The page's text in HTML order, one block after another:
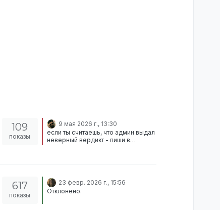
109
показы
9 мая 2026 г., 13:30
если ты считаешь, что админ выдал
неверный вердикт - пиши в
617
показы
23 февр. 2026 г., 15:56
Отклонено.